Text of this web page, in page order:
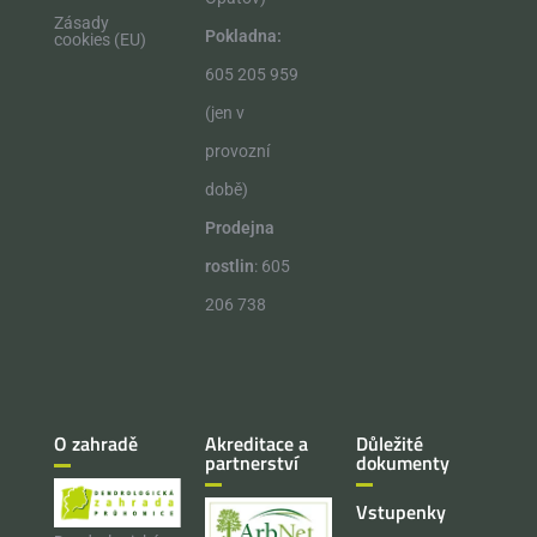
Zásady
cookies (EU)
Pokladna:
605 205 959
(jen v
provozní
době)
Prodejna
rostlin: 605
206 738
O zahradě Akreditace a
partnerství
Důležité
dokumenty
Vstupenky